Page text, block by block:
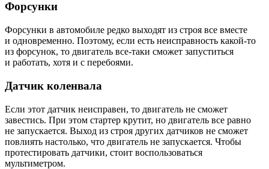
Форсунки
Форсунки в автомобиле редко выходят из строя все вместе
и одновременно. Поэтому, если есть неисправность какой-то
из форсунок, то двигатель все-таки сможет запуститься
и работать, хотя и с перебоями.
Датчик коленвала
Если этот датчик неисправен, то двигатель не сможет
завестись. При этом стартер крутит, но двигатель все равно
не запускается. Выход из строя других датчиков не сможет
повлиять настолько, что двигатель не запускается. Чтобы
протестировать датчики, стоит воспользоваться
мультиметром.